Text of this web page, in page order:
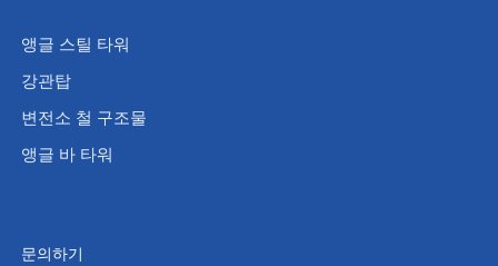
앵글 스틸 타워
강관탑
변전소 철 구조물
앵글 바 타워
문의하기